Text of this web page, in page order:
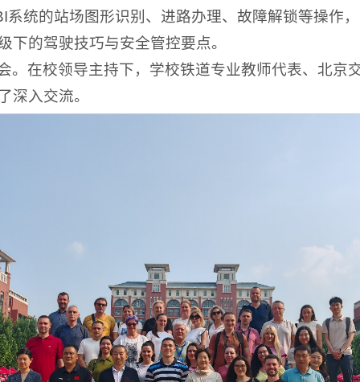
统的站场图形识别、进路办理、故障解锁等操作
下的驾驶技巧与安全管控要点。
。在校领导主持下，学校铁道专业教师代表、北京
深入交流。